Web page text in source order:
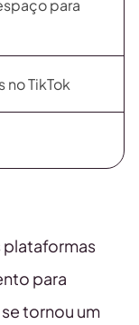
para
no TikTok
plataformas
para
tornou um